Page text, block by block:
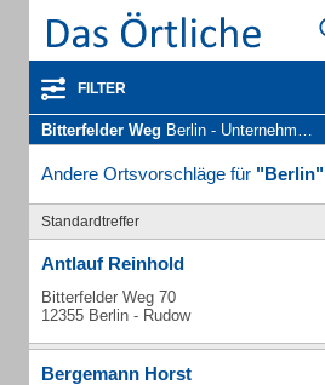
FILTER
Bitterfelder Weg Berlin - Unternehmen und Personen
Andere Ortsvorschläge für "Berlin"
Standardtreffer
Antlauf Reinhold
Bitterfelder Weg 70
12355 Berlin - Rudow
Bergemann Horst